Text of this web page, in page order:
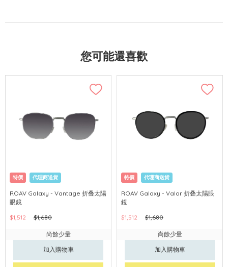
您可能還喜歡
特價 代理商送貨
ROAV Galaxy - Vantage 折叠太陽
眼鏡
$1,512
$1,680
尚餘少量
加入購物車
特價 代理商送貨
ROAV Galaxy - Valor 折叠太陽眼
鏡
$1,512
$1,680
尚餘少量
加入購物車